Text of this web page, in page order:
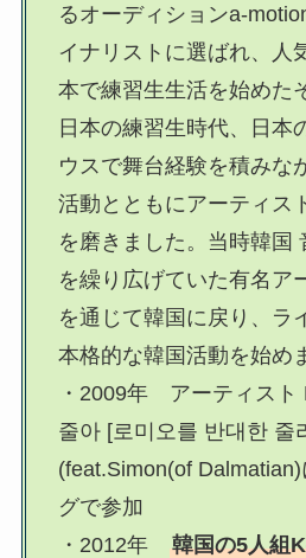
るオーディションa-
イナリストに選ばれ、人
本で練習生生活を始めた
日本の練習生時代、日本
ウスで舞台経験を積みな
活動とともにアーティス
を磨きました。当時韓国
を繰り広げていた有名ア
を通じて韓国に戻り、ラ
本格的な韓国活動を始め
・2009年 アーティスト
줄아 [로미오를 반대한 줄
(feat.Simon(of
グで参加
・2012年 韓国の5人組